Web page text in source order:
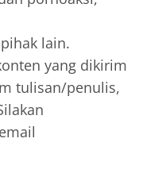
lain.
yang dikirim
tulisan/penulis,